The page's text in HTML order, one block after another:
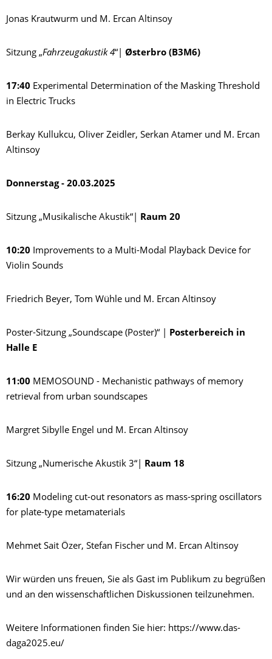
Jonas Krautwurm und M. Ercan Altinsoy
Sitzung „Fahrzeugakustik 4“| Østerbro (B3M6)
17:40 Experimental Determination of the Masking Threshold
in Electric Trucks
Berkay Kullukcu, Oliver Zeidler, Serkan Atamer und M. Ercan
Altinsoy
Donnerstag - 20.03.2025
Sitzung „Musikalische Akustik“| Raum 20
10:20 Improvements to a Multi-Modal Playback Device for
Violin Sounds
Friedrich Beyer, Tom Wühle und M. Ercan Altinsoy
Poster-Sitzung „Soundscape (Poster)“ | Posterbereich in
Halle E
11:00 MEMOSOUND - Mechanistic pathways of memory
retrieval from urban soundscapes
Margret Sibylle Engel und M. Ercan Altinsoy
Sitzung „Numerische Akustik 3“| Raum 18
16:20 Modeling cut-out resonators as mass-spring oscillators
for plate-type metamaterials
Mehmet Sait Özer, Stefan Fischer und M. Ercan Altinsoy
Wir würden uns freuen, Sie als Gast im Publikum zu begrüßen
und an den wissenschaftlichen Diskussionen teilzunehmen.
Weitere Informationen finden Sie hier: https://www.das-
daga2025.eu/